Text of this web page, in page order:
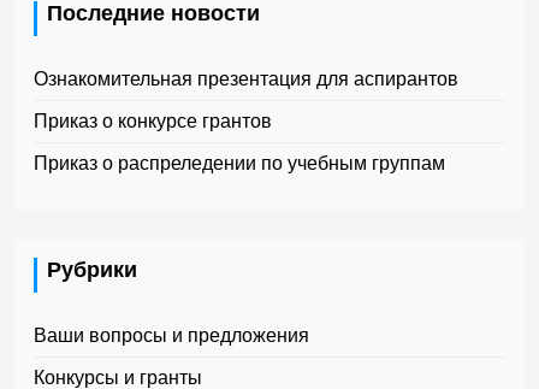
Последние новости
Ознакомительная презентация для аспирантов
Приказ о конкурсе грантов
Приказ о распреледении по учебным группам
Рубрики
Ваши вопросы и предложения
Конкурсы и гранты